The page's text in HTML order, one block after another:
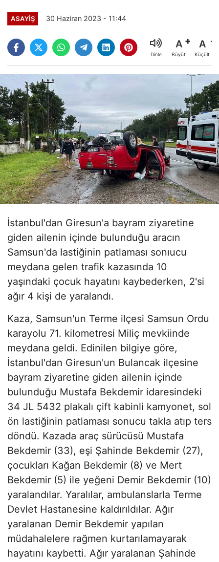
ASAYİŞ 30 Haziran 2023 - 11:44
Dinle
A
Büyüt
A
Küçült
İstanbul'dan Giresun'a bayram ziyaretine
giden ailenin içinde bulunduğu aracın
Samsun'da lastiğinin patlaması sonıucu
meydana gelen trafik kazasında 10
yaşındaki çocuk hayatını kaybederken, 2'si
ağır 4 kişi de yaralandı.
Kaza, Samsun'un Terme ilçesi Samsun Ordu
karayolu 71. kilometresi Miliç mevkiinde
meydana geldi. Edinilen bilgiye göre,
İstanbul'dan Giresun'un Bulancak ilçesine
bayram ziyaretine giden ailenin içinde
bulunduğu Mustafa Bekdemir idaresindeki
34 JL 5432 plakalı çift kabinli kamyonet, sol
ön lastiğinin patlaması sonucu takla atıp ters
döndü. Kazada araç sürücüsü Mustafa
Bekdemir (33), eşi Şahinde Bekdemir (27),
çocukları Kağan Bekdemir (8) ve Mert
Bekdemir (5) ile yeğeni Demir Bekdemir (10)
yaralandılar. Yaralılar, ambulanslarla Terme
Devlet Hastanesine kaldırıldılar. Ağır
yaralanan Demir Bekdemir yapılan
müdahalelere rağmen kurtarılamayarak
hayatını kaybetti. Ağır yaralanan Şahinde